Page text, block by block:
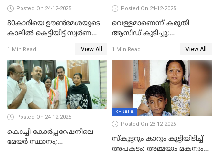
Posted On 24-12-2025
80കാരിയെ ഊൺമേശയുടെ
കാലിൽ കെട്ടിയിട്ട് സ്വർണവും
കൊച്ചുമകനും സുഹൃത്തും
അറസ്റ്റിൽ
1 Min Read View All
Posted On 24-12-2025
വെള്ളമാണെന്ന് കരുതി
ആസിഡ് കുടിച്ചു;
മരിച്ചു
1 Min Read View All
Posted On 24-12-2025
കൊച്ചി കോര്‍പ്പറേഷനിലെ
മേയര്‍ സ്ഥാനം;
KERALA
Posted On 23-12-2025
സ്കൂട്ടറും കാറും കൂട്ടിയിടിച്ച്
അപകടം; അമ്മയും മകനും